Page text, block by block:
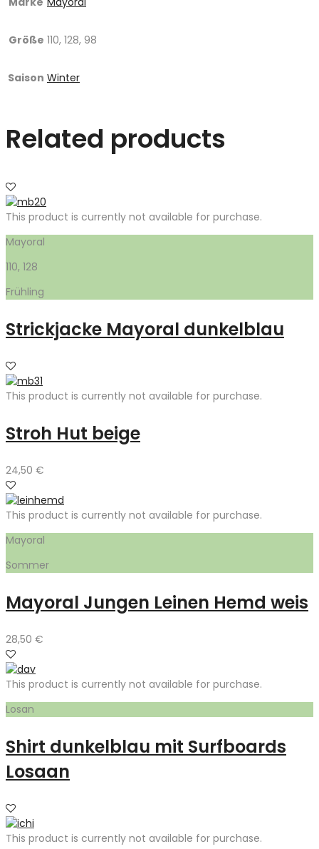
Größe 110, 128, 98
Saison Winter
Related products
This product is currently not available for purchase.
Mayoral
110, 128
Frühling
Strickjacke Mayoral dunkelblau
This product is currently not available for purchase.
Stroh Hut beige
24,50 €
This product is currently not available for purchase.
Mayoral
Sommer
Mayoral Jungen Leinen Hemd weis
28,50 €
This product is currently not available for purchase.
Losan
Shirt dunkelblau mit Surfboards
Losaan
This product is currently not available for purchase.